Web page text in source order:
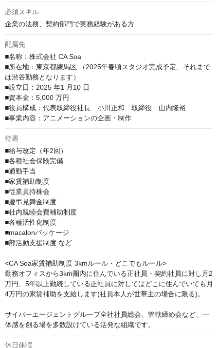
必須スキル
企業の法務、契約部門で実務経験がある方
配属先
■名称：株式会社 CA Soa
■所在地：東京都練馬区 （2025年春頃スタジオ完成予定、それまで
は渋谷勤務となります）
■設立日：2025 年1 月10 日
■資本金：5,000 万円
■役員構成：代表取締役社長　小川正和　取締役　山内隆裕
■事業内容：アニメーションの企画・制作
待遇
■給与改定（年2回）
■各種社会保険完備
■通勤手当
■家賃補助制度
■従業員持株会
■慶弔見舞金制度
■社内親睦会費補助制度
■各種活性化制度
■macalonパッケージ
■部活動支援制度 など
<CA Soa家賃補助制度 3kmルール・どこでもルール>
勤務オフィスから3km圏内に住んでいる正社員・契約社員に対し月2
万円、5年以上勤続している正社員に対してはどこに住んでいても月
4万円の家賃補助を支給します(社員本人が世帯主の場合に限る)。
サイバーエージェントグループ全社社員総会、管轄締め会など、一
体感を創る場を多数設けている活発な組織です。
休日休暇